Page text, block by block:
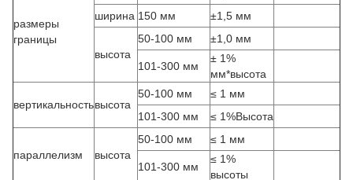
размеры
границы
ширина 150 мм ±1,5 мм
высота
50-100 мм ±1,0 мм
101-300 мм
± 1%
мм*высота
вертикальностьвысота
50-100 мм
≤ 1 мм
101-300 мм
≤ 1%Высота
параллелизм высота
50-100 мм ≤ 1 мм
101-300 мм
≤ 1%
высоты